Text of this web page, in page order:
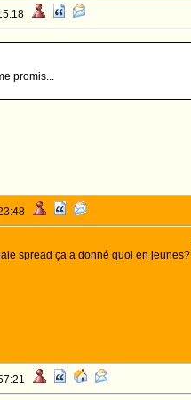
promis...
spread ça a donné quoi en jeunes?